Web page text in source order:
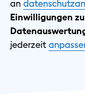
Privat
Geschäftlich
Nachhaltig
an
Einwilligungen
⁠jederzeit